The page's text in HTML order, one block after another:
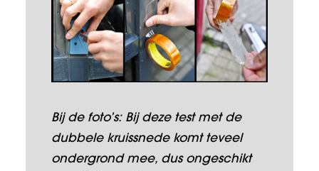
Bij de foto’s: Bij deze test met de
dubbele kruissnede komt teveel
ondergrond mee, dus ongeschikt